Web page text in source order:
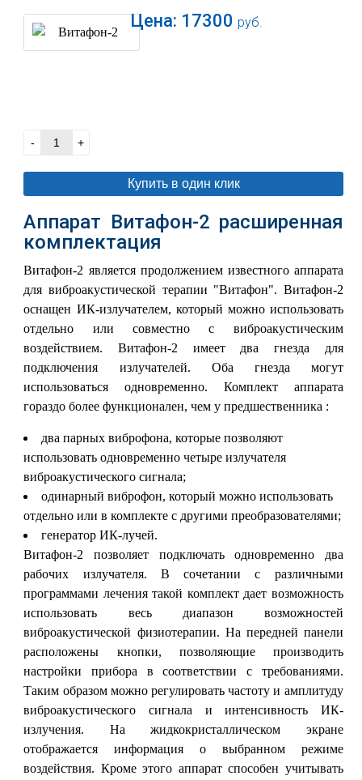
Цена: 17300 руб.
- +
Купить в один клик
Аппарат Витафон-2 расширенная
комплектация
Витафон-2 является продолжением известного аппарата
для виброакустической терапии "Витафон". Витафон-2
оснащен ИК-излучателем, который можно использовать
отдельно или совместно с виброакустическим
воздействием. Витафон-2 имеет два гнезда для
подключения излучателей. Оба гнезда могут
использоваться одновременно. Комплект аппарата
гораздо более функционален, чем у предшественника :
два парных виброфона, которые позволяют
использовать одновременно четыре излучателя
виброакустического сигнала;
одинарный виброфон, который можно использовать
отдельно или в комплекте с другими преобразователями;
генератор ИК-лучей.
Витафон-2 позволяет подключать одновременно два
рабочих излучателя. В сочетании с различными
программами лечения такой комплект дает возможность
использовать весь диапазон возможностей
виброакустической физиотерапии. На передней панели
расположены кнопки, позволяющие производить
настройки прибора в соответствии с требованиями.
Таким образом можно регулировать частоту и амплитуду
виброакустического сигнала и интенсивность ИК-
излучения. На жидкокристаллическом экране
отображается информация о выбранном режиме
воздействия. Кроме этого аппарат способен учитывать